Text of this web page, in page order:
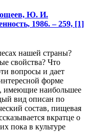
Ю. И.
1986. – 259, [1]
нашей страны?
свойства? Что
вопросы и дает
форме
имеющие наибольшее
вид описан по
состав, пищевая
вкратце о
пока в культуре